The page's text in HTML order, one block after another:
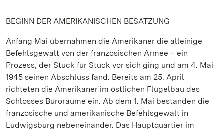
BEGINN DER AMERIKANISCHEN BESATZUNG
Anfang Mai übernahmen die Amerikaner die alleinige
Befehlsgewalt von der französischen Armee – ein
Prozess, der Stück für Stück vor sich ging und am 4. Mai
1945 seinen Abschluss fand. Bereits am 25. April
richteten die Amerikaner im östlichen Flügelbau des
Schlosses Büroräume ein. Ab dem 1. Mai bestanden die
französische und amerikanische Befehlsgewalt in
Ludwigsburg nebeneinander. Das Hauptquartier im